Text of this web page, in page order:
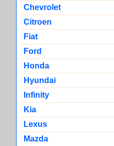
Chevrolet
Citroen
Fiat
Ford
Honda
Hyundai
Infinity
Kia
Lexus
Mazda